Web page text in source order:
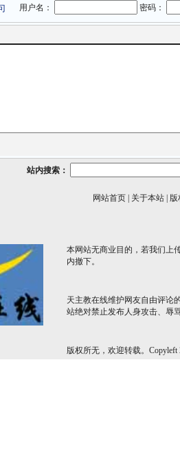
用户名： 密码：
站内搜索：
网站首页 关于本站 版
本网站无商业目的，若我们上
内撤下。
天主教在线维护网友自由评论
站绝对禁止发布人身攻击、辱
版权所无，欢迎转载。